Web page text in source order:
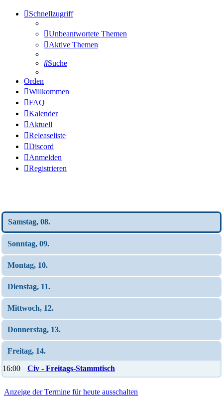
Schnellzugriff
Unbeantwortete Themen
Aktive Themen
Suche
Orden
Willkommen
FAQ
Kalender
Aktuell
Releaseliste
Discord
Anmelden
Registrieren
Samstag, 08.
Sonntag, 09.
Montag, 10.
Dienstag, 11.
Mittwoch, 12.
Donnerstag, 13.
Freitag, 14.
16:00 Civ - Freitags-Stammtisch
Anzeige der Termine für heute ausschalten